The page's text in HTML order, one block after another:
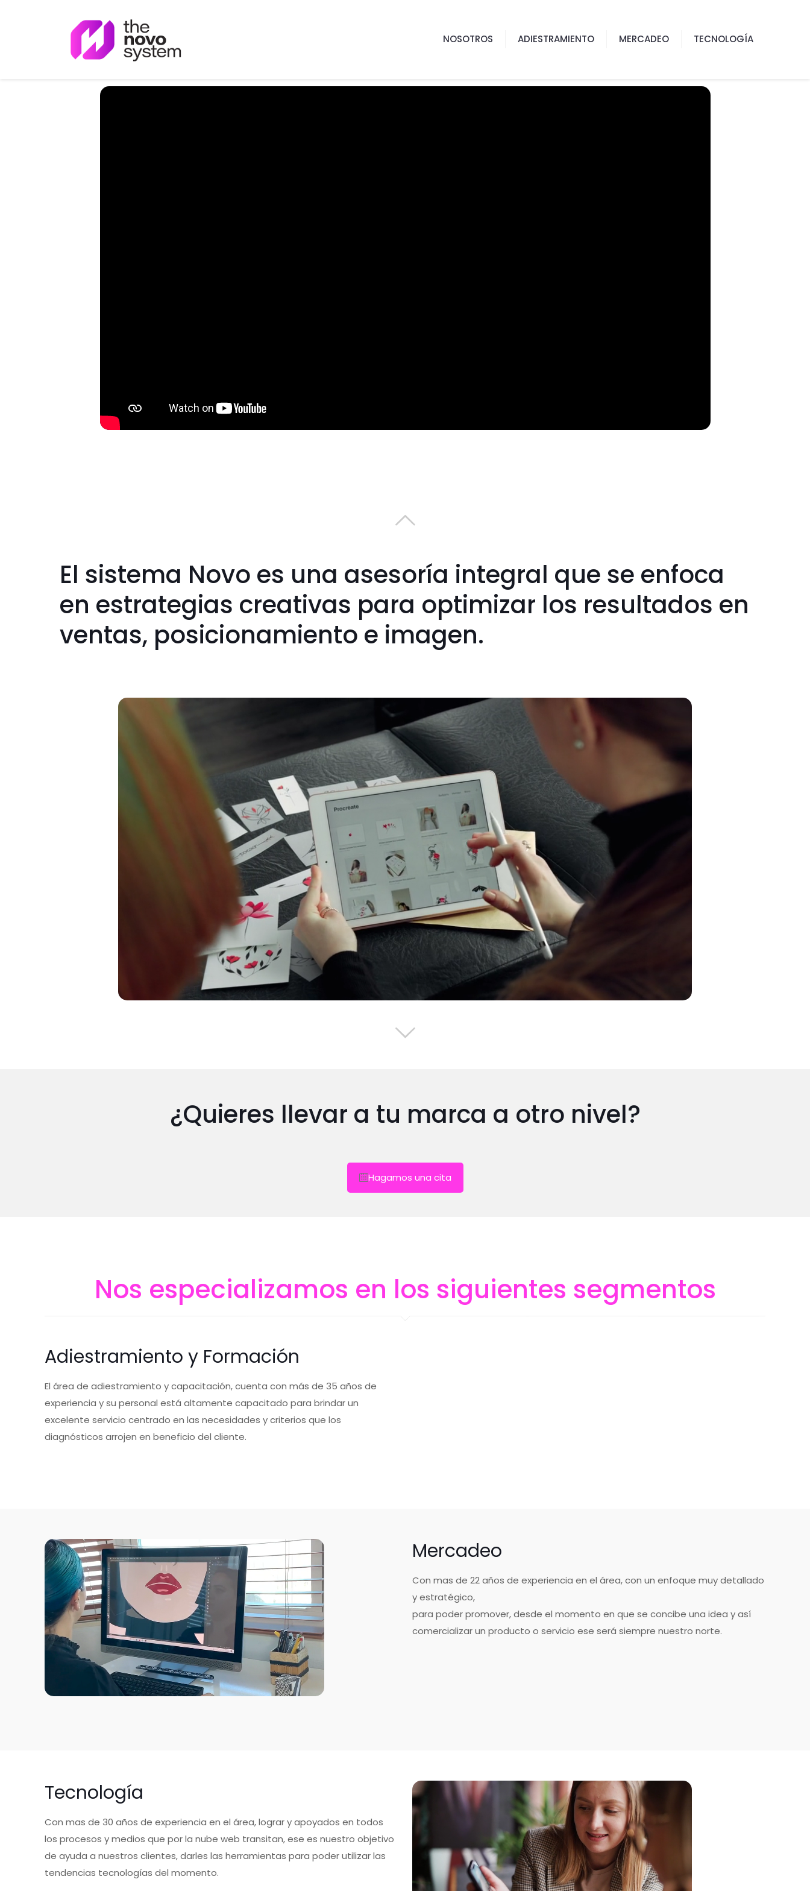
NOSOTROS ADIESTRAMIENTO MERCADEO TECNOLOGÍA
El sistema Novo es una asesoría integral que se enfoca
en estrategias creativas para optimizar los resultados en
ventas, posicionamiento e imagen.
¿Quieres llevar a tu marca a otro nivel?
Hagamos una cita
Nos especializamos en los siguientes segmentos
Adiestramiento y Formación
El área de adiestramiento y capacitación, cuenta con más de 35 años de
experiencia y su personal está altamente capacitado para brindar un
excelente servicio centrado en las necesidades y criterios que los
diagnósticos arrojen en beneficio del cliente.
Mercadeo
Con mas de 22 años de experiencia en el área, con un enfoque muy detallado
y estratégico,
para poder promover, desde el momento en que se concibe una idea y así
comercializar un producto o servicio ese será siempre nuestro norte.
Tecnología
Con mas de 30 años de experiencia en el área, lograr y apoyados en todos
los procesos y medios que por la nube web transitan, ese es nuestro objetivo
de ayuda a nuestros clientes, darles las herramientas para poder utilizar las
tendencias tecnologías del momento.